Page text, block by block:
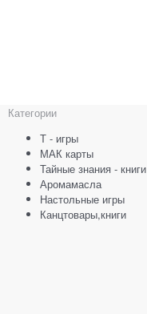
Категории
Т - игры
МАК карты
Тайные знания - книги
Аромамасла
Настольные игры
Канцтовары,книги